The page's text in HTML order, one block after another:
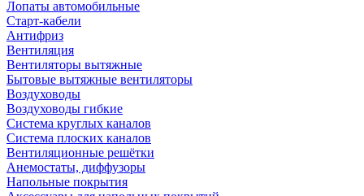
Лопаты автомобильные
Старт-кабели
Антифриз
Вентиляция
Вентиляторы вытяжные
Бытовые вытяжные вентиляторы
Воздуховоды
Воздуховоды гибкие
Система круглых каналов
Система плоских каналов
Вентиляционные решётки
Анемостаты, диффузоры
Напольные покрытия